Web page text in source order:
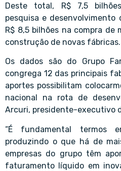
Deste total, R$ 7,5
pesquisa e desenvolvimento
R$ 8,5 bilhões na compra de
construção de novas fábricas.
Os dados são do Grupo
congrega 12 das principais
aportes possibilitam
nacional na rota de
Arcuri, presidente-executivo
“É fundamental termos
produzindo o que há de
empresas do grupo têm
faturamento líquido em